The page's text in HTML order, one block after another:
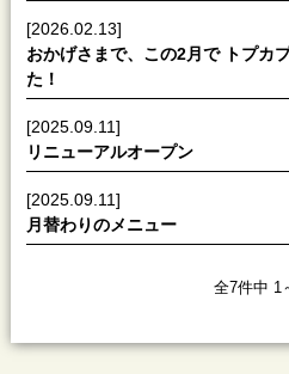
[2026.02.13]
おかげさまで、この2月で トプカ
た！
[2025.09.11]
リニューアルオープン
[2025.09.11]
月替わりのメニュー
全7件中 1